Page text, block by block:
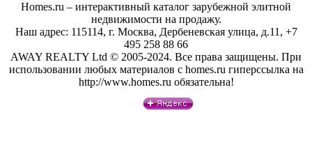
Homes.ru – интерактивный каталог зарубежной элитной
недвижимости на продажу.
Наш адрес: 115114, г. Москва, Дербеневская улица, д.11, +7
495 258 88 66
AWAY REALTY Ltd © 2005-2024. Все права защищены. При
использовании любых материалов с homes.ru гиперссылка на
http://www.homes.ru обязательна!